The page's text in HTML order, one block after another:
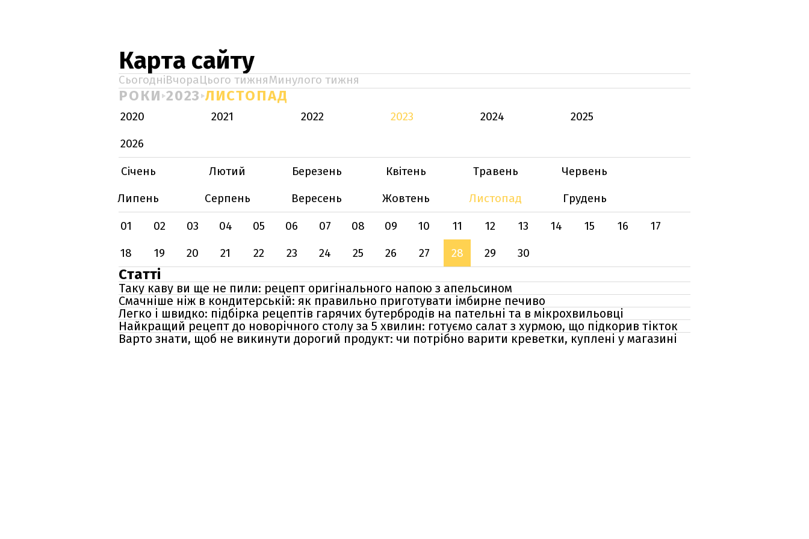
Карта сайту
СьогодніВчораЦього тижняМинулого тижня
РОКИ 2023 ЛИСТОПАД
2020 2021 2022 2023 2024
2025
2026
Січень
Лютий Березень Квітень Травень
Червень
Липень
Серпень Вересень Жовтень Листопад
Грудень
01
02 03 04 05 06 07 08 09 10 11 12 13 14 15 16
17
18
19 20 21 22 23 24 25 26 27 28 29 30
Статті
Таку каву ви ще не пили: рецепт оригінального напою з апельсином
Смачніше ніж в кондитерській: як правильно приготувати імбирне печиво
Легко і швидко: підбірка рецептів гарячих бутербродів на пательні та в мікрохвильовці
Найкращий рецепт до новорічного столу за 5 хвилин: готуємо салат з хурмою, що підкорив тікток
Варто знати, щоб не викинути дорогий продукт: чи потрібно варити креветки, куплені у магазині